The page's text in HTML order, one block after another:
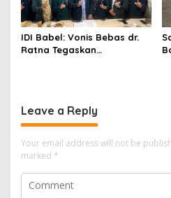
IDI Babel: Vonis Bebas dr.
Ratna Tegaskan
Leave a Reply
Your email address will not be
marked *